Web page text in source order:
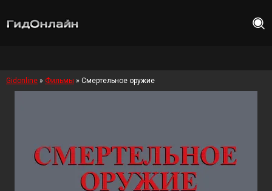
Gidonline » Фильмы » Смертельное оружие